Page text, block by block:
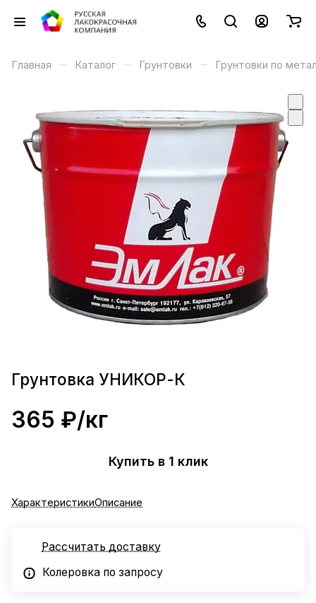
Главная – Каталог – Грунтовки – Грунтовки по
Грунтовка УНИКОР-К
365 ₽/кг
Купить в 1 клик
ХарактеристикиОписание
Рассчитать доставку
Колеровка по запросу